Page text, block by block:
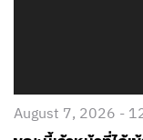
August 7, 2026 -